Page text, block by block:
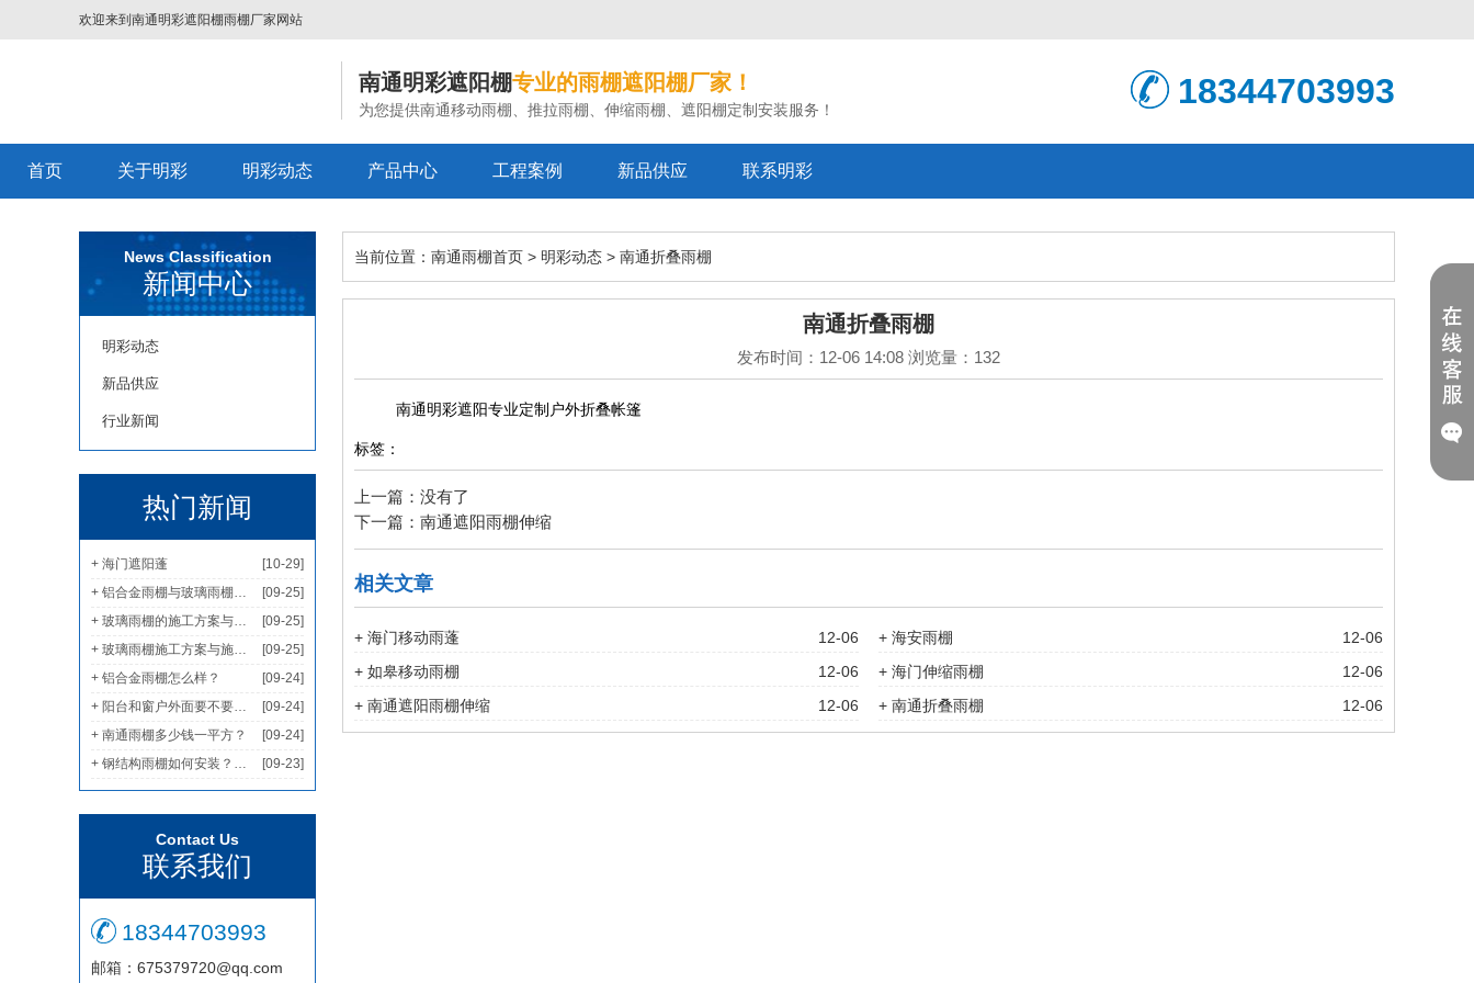
欢迎来到 南通明彩遮阳棚雨棚厂家 网站
南通明彩遮阳棚专业的雨棚遮阳棚厂家！
为您提供南通移动雨棚、推拉雨棚、伸缩雨棚、遮阳棚定制安装服务！ 18344703993
首页 关于明彩 明彩动态 产品中心 工程案例 新品供应 联系明彩
News Classification
新闻中心
明彩动态
新品供应
行业新闻
热门新闻
+ 海门遮阳蓬
[10-29]
+ 铝合金雨棚与玻璃雨棚哪个家用更多？
[09-25]
+ 玻璃雨棚的施工方案与安全措施
[09-25]
+ 玻璃雨棚施工方案与施工要点
[09-25]
+ 铝合金雨棚怎么样？
[09-24]
+ 阳台和窗户外面要不要装遮雨棚?
[09-24]
+ 南通雨棚多少钱一平方？
[09-24]
+ 钢结构雨棚如何安装？钢结构雨棚简单安装教程
[09-23]
Contact Us
联系我们
18344703993
邮箱：675379720@qq.com
当前位置： 南通雨棚首页 > 明彩动态 > 南通折叠雨棚
南通折叠雨棚
发布时间：12-06 14:08 浏览量：132
南通明彩遮阳专业定制户外折叠帐篷
标签：
上一篇：没有了
下一篇：南通遮阳雨棚伸缩
相关文章
+ 海门移动雨蓬 12-06 + 海安雨棚
12-06
+ 如皋移动雨棚
12-06 + 海门伸缩雨棚
12-06
+ 南通遮阳雨棚伸缩
12-06 + 南通折叠雨棚 12-06